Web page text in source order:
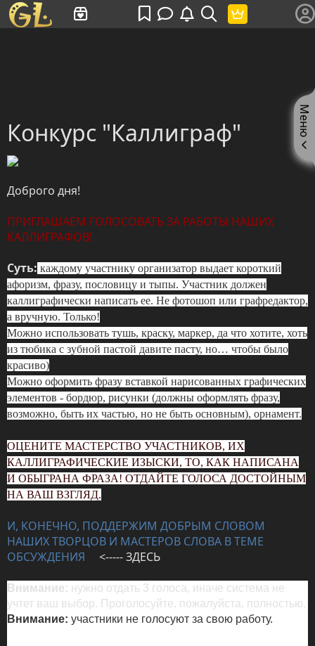
Конкурс "Каллиграф"
Доброго дня!
ПРИГЛАШАЕМ ГОЛОСОВАТЬ ЗА РАБОТЫ НАШИХ
КАЛЛИГРАФОВ!
Суть: каждому участнику организатор выдает короткий
афоризм, фразу, пословицу и тыпы. Участник должен
каллиграфически написать ее. Не фотошоп или графредактор,
а вручную. Только!
Можно использовать тушь, краску, маркер, да что хотите, хоть
из тюбика с зубной пастой давите пасту, но… чтобы было
красиво)
Можно оформить фразу вставкой нарисованных графических
элементов - бордюр, рисунки (должны оформлять фразу,
возможно, быть их частью, но не быть основным), орнамент.
ОЦЕНИТЕ МАСТЕРСТВО УЧАСТНИКОВ, ИХ
КАЛЛИГРАФИЧЕСКИЕ ИЗЫСКИ, ТО, КАК НАПИСАНА
И ОБЫГРАНА ФРАЗА! ОТДАЙТЕ ГОЛОСА ДОСТОЙНЫМ
НА ВАШ ВЗГЛЯД.
И, КОНЕЧНО, ПОДДЕРЖИМ ДОБРЫМ СЛОВОМ
НАШИХ ТВОРЦОВ И МАСТЕРОВ СЛОВА В ТЕМЕ
ОБСУЖДЕНИЯ
<----- ЗДЕСЬ
Внимание: нужно отдать 3 голоса, иначе система не
учтет ваш выбор. Проголосуйте, пожалуйста, полностью.
Внимание: участники не голосуют за свою работу.
Меню